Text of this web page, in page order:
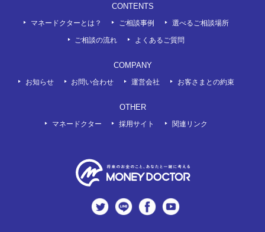
CONTENTS
マネードクターとは？ ご相談事例 選べるご相談場所
ご相談の流れ よくあるご質問
COMPANY
お知らせ お問い合わせ 運営会社 お客さまとの約束
OTHER
マネードクター 採用サイト 関連リンク
twitter LINE Facebook